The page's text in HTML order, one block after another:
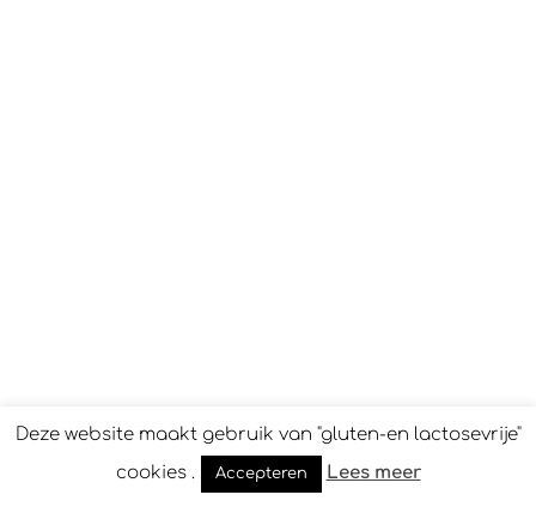
Deze website maakt gebruik van "gluten-en lactosevrije"
cookies .
Accepteren Lees meer